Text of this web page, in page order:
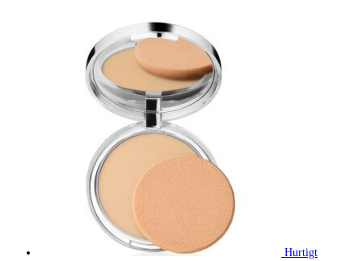
Hurtigt